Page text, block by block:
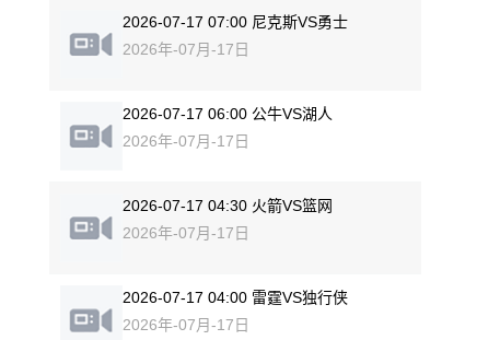
2026-07-17 07:00 尼克斯VS勇士
2026年-07月-17日
2026-07-17 06:00 公牛VS湖人
2026年-07月-17日
2026-07-17 04:30 火箭VS篮网
2026年-07月-17日
2026-07-17 04:00 雷霆VS独行侠
2026年-07月-17日